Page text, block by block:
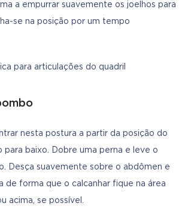
a empurrar suavemente os joelhos para
se na posição por um tempo
nesta postura a partir da posição do
para baixo. Dobre uma perna e leve o
Desça suavemente sobre o abdômen e
de forma que o calcanhar fique na área
acima, se possível.